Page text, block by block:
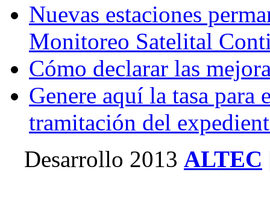
Nuevas estaciones
Monitoreo Satelital
Cómo declarar las
Genere aquí la tasa
tramitación del
Desarrollo 2013 ALTEC